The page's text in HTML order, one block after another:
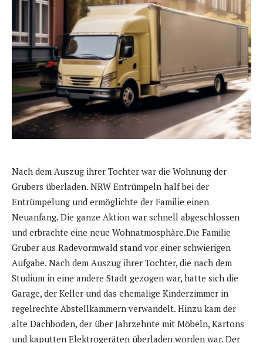
Nach dem Auszug ihrer Tochter war die Wohnung der
Grubers überladen. NRW Entrümpeln half bei der
Entrümpelung und ermöglichte der Familie einen
Neuanfang. Die ganze Aktion war schnell abgeschlossen
und erbrachte eine neue Wohnatmosphäre.Die Familie
Gruber aus Radevormwald stand vor einer schwierigen
Aufgabe. Nach dem Auszug ihrer Tochter, die nach dem
Studium in eine andere Stadt gezogen war, hatte sich die
Garage, der Keller und das ehemalige Kinderzimmer in
regelrechte Abstellkammern verwandelt. Hinzu kam der
alte Dachboden, der über Jahrzehnte mit Möbeln, Kartons
und kaputten Elektrogeräten überladen worden war. Der